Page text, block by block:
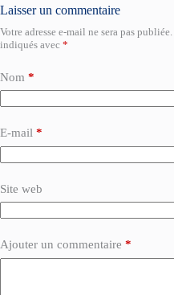
Laisser un commentaire
Votre adresse e-mail ne sera pas publiée.
indiqués avec *
Nom *
E-mail *
Site web
Ajouter un commentaire *